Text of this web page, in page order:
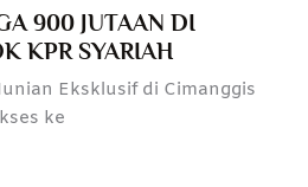
900 JUTAAN DI
KPR SYARIAH
Eksklusif di Cimanggis
ke